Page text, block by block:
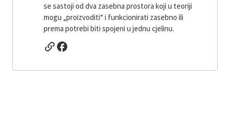
se sastoji od dva zasebna prostora koji u teoriji
mogu „proizvoditi“ i funkcionirati zasebno ili
prema potrebi biti spojeni u jednu cjelinu.